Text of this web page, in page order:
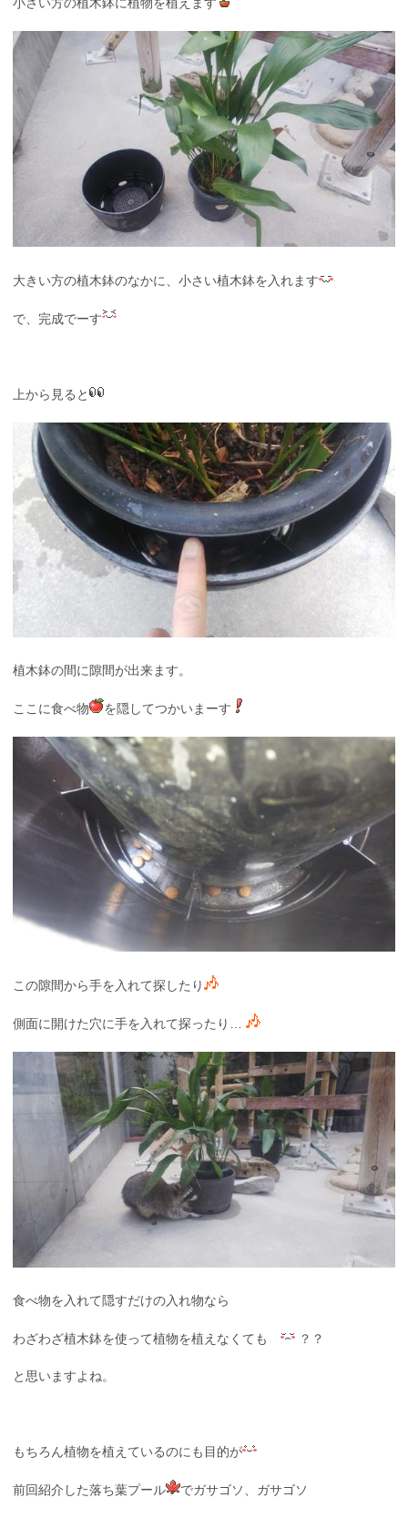
小さい方の植木鉢に植物を植えます
大きい方の植木鉢のなかに、小さい植木鉢を入れます
で、完成でーす
上から見ると
植木鉢の間に隙間が出来ます。
ここに食べ物 を隠してつかいまーす
この隙間から手を入れて探したり
側面に開けた穴に手を入れて探ったり…
食べ物を入れて隠すだけの入れ物なら
わざわざ植木鉢を使って植物を植えなくても ？？
と思いますよね。
もちろん植物を植えているのにも目的が
前回紹介した落ち葉プール でガサゴソ、ガサゴソ